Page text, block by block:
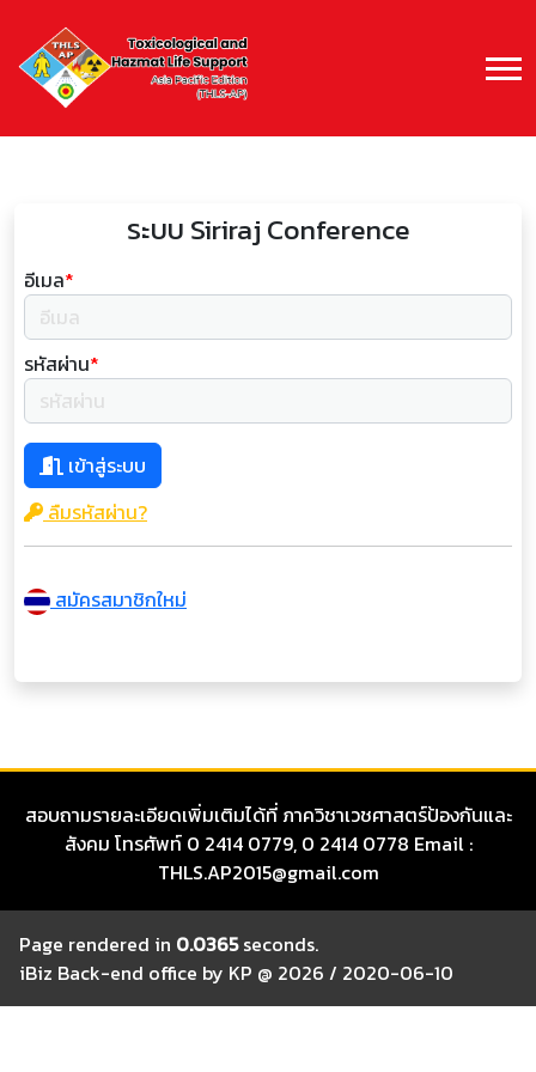
ระบบ Siriraj Conference
อีเมล*
รหัสผ่าน*
เข้าสู่ระบบ
ลืมรหัสผ่าน?
สมัครสมาชิกใหม่
สอบถามรายละเอียดเพิ่มเติมได้ที่ ภาควิชาเวชศาสตร์ป้องกันและ
สังคม โทรศัพท์ 0 2414 0779, 0 2414 0778 Email :
THLS.AP2015@gmail.com
Page rendered in 0.0365seconds.
iBiz Back-end office by KP @ 2026 / 2020-06-10